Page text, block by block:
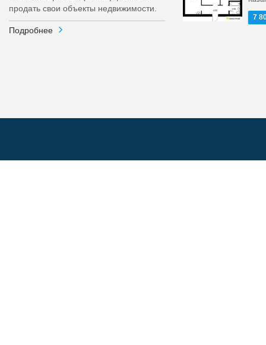
продать свои объекты недвижимости.
Подробнее
7